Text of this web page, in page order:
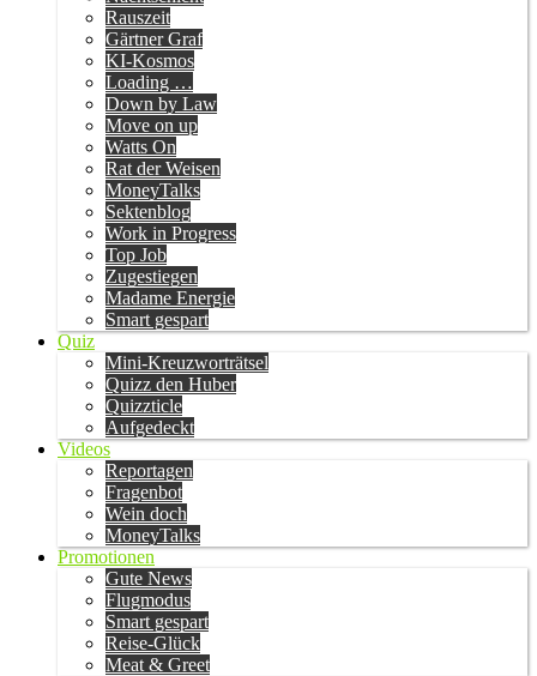
Rauszeit
Gärtner Graf
KI-Kosmos
Loading …
Down by Law
Move on up
Watts On
Rat der Weisen
MoneyTalks
Sektenblog
Work in Progress
Top Job
Zugestiegen
Madame Energie
Smart gespart
Quiz
Mini-Kreuzworträtsel
Quizz den Huber
Quizzticle
Aufgedeckt
Videos
Reportagen
Fragenbot
Wein doch
MoneyTalks
Promotionen
Gute News
Flugmodus
Smart gespart
Reise-Glück
Meat & Greet